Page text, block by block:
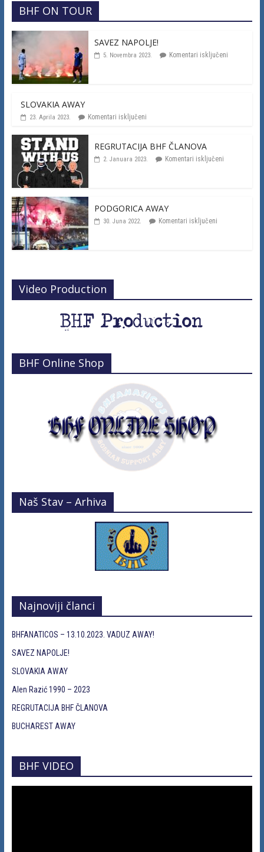
BHF ON TOUR
SAVEZ NAPOLJE!
5. Novembra 2023. Komentari isključeni
SLOVAKIA AWAY
23. Aprila 2023. Komentari isključeni
REGRUTACIJA BHF ČLANOVA
2. Januara 2023. Komentari isključeni
PODGORICA AWAY
30. Juna 2022. Komentari isključeni
Video Production
BHF Online Shop
Naš Stav – Arhiva
Najnoviji članci
BHFANATICOS – 13.10.2023. VADUZ AWAY!
SAVEZ NAPOLJE!
SLOVAKIA AWAY
Alen Razić 1990 – 2023
REGRUTACIJA BHF ČLANOVA
BUCHAREST AWAY
BHF VIDEO